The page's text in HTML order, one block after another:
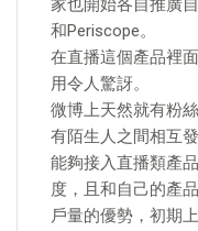
家也開始各自推廣
和Periscope。
在直播這個產品裡
用令人驚訝。
微博上天然就有粉
有陌生人之間相互
能夠接入直播類產
度，且和自己的產
戶量的優勢，初期